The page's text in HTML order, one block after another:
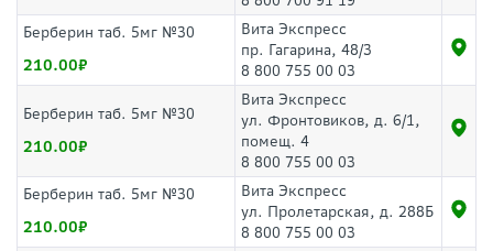
Берберин таб. 5мг №30
210.00
Вита Экспресс
пр. Гагарина, 48/3
8 800 755 00 03
Берберин таб. 5мг №30
210.00
Вита Экспресс
ул. Фронтовиков, д. 6/1,
помещ. 4
8 800 755 00 03
Берберин таб. 5мг №30
210.00
Вита Экспресс
ул. Пролетарская, д. 288Б
8 800 755 00 03